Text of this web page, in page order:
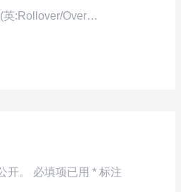
英:Rollover/Over…
开。 必填项已用 *标注